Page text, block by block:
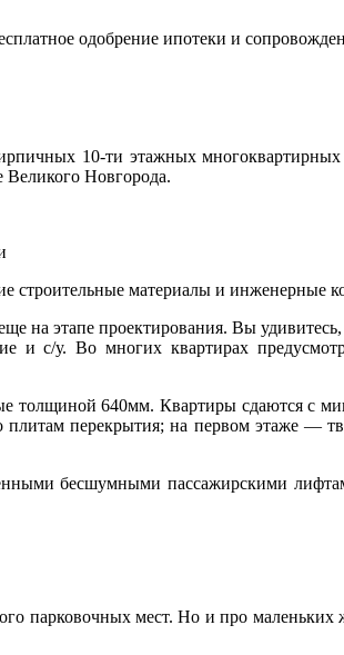
одобрение ипотеки и
10-ти этажных
Великого Новгорода.
строительные материалы и
на этапе проектирования. Вы
и с/у. Во многих квартирах
640мм. Квартиры сдаются с
перекрытия; на первом этаже —
бесшумными пассажирскими
парковочных мест. Но и про